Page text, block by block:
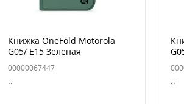
Книжка OneFold Motorola
G05/ E15 Зеленая
00000067447
.. ..